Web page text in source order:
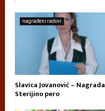
nagrađeni radovi
Slavica Jovanović – Nagrada
Sterijino pero